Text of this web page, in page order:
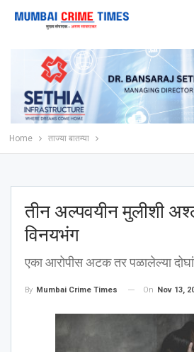
Home ताज्या बातम्या
तीन अल्पवयीन मुलीशी
विनयभंग
एका आरोपीस अटक तर पळालेल्या
By Mumbai Crime Times On Nov 13,